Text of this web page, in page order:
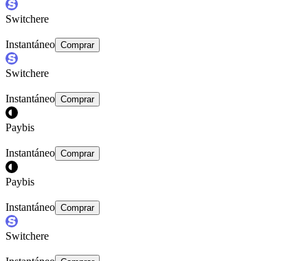
Switchere
Instantáneo Comprar
Switchere
Instantáneo Comprar
Paybis
Instantáneo Comprar
Paybis
Instantáneo Comprar
Switchere